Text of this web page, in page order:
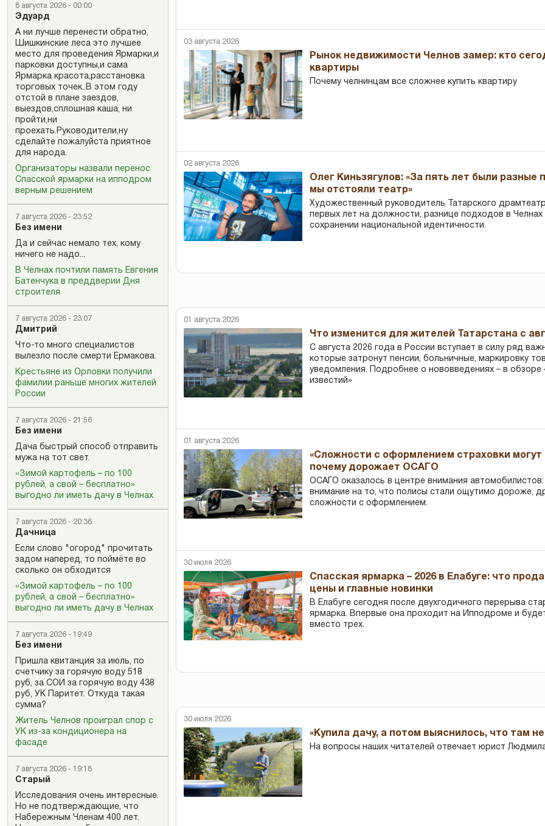
8 августа 2026 - 00:00
Эдуард
А ни лучше перенести обратно,
Шишкинские леса это лучшее
место для проведения Ярмарки,и
парковки доступны,и сама
Ярмарка красота,расстановка
торговых точек..В этом году
отстой в плане заездов,
выездов,сплошная каша, ни
пройти,ни
проехать.Руководители,ну
сделайте пожалуйста приятное
для народа.
Организаторы назвали перенос
Спасской ярмарки на ипподром
верным решением
7 августа 2026 - 23:52
Без имени
Да и сейчас немало тех, кому
ничего не надо...
В Челнах почтили память Евгения
Батенчука в преддверии Дня
строителя
7 августа 2026 - 23:07
Дмитрий
Что-то много специалистов
вылезло после смерти Ермакова.
Крестьяне из Орловки получили
фамилии раньше многих жителей
России
7 августа 2026 - 21:56
Без имени
Дача быстрый способ отправить
мужа на тот свет.
«Зимой картофель – по 100
рублей, а свой – бесплатно»
выгодно ли иметь дачу в Челнах
7 августа 2026 - 20:36
Дачница
Если слово "огород" прочитать
задом наперед, то поймёте во
сколько он обходится
«Зимой картофель – по 100
рублей, а свой – бесплатно»
выгодно ли иметь дачу в Челнах
7 августа 2026 - 19:49
Без имени
Пришла квитанция за июль, по
счетчику за горячую воду 518
руб, за СОИ за горячую воду 438
руб, УК Паритет. Откуда такая
сумма?
Житель Челнов проиграл спор с
УК из-за кондиционера на
фасаде
7 августа 2026 - 19:18
Старый
Исследования очень интересные.
Но не подтверждающие, что
Набережным Членам 400 лет.
03 августа 2026
Рынок недвижимости Челнов замер: кто
квартиры
Почему челнинцам все сложнее купить квартиру
02 августа 2026
Олег Киньзягулов: «За пять лет были разные
мы отстояли театр»
Художественный руководитель Татарского
первых лет на должности, разнице подходов в Челнах
сохранении национальной идентичности.
01 августа 2026
Что изменится для жителей Татарстана с
С августа 2026 года в России вступает в силу ряд
которые затронут пенсии, больничные, маркировку
уведомления. Подробнее о нововведениях – в обзоре
известий»
01 августа 2026
«Сложности с оформлением страховки могут
почему дорожает ОСАГО
ОСАГО оказалось в центре внимания
внимание на то, что полисы стали ощутимо дороже,
сложности с оформлением.
30 июля 2026
Спасская ярмарка – 2026 в Елабуге: что
цены и главные новинки
В Елабуге сегодня после двухгодичного перерыва
ярмарка. Впервые она проходит на Ипподроме и
вместо трех.
30 июля 2026
«Купила дачу, а потом выяснилось, что там
На вопросы наших читателей отвечает юрист